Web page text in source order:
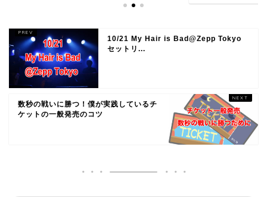
10/21 My Hair is Bad@Zepp Tokyo
セットリ...
数秒の戦いに勝つ！僕が実践しているチ
ケットの一般発売のコツ